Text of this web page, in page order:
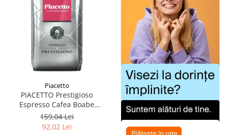
Piacetto
PIACETTO Prestigioso
Espresso Cafea Boabe
Espresso 1kg - (TDV
14.09.2026)
159,04 Lei
92,02 Lei